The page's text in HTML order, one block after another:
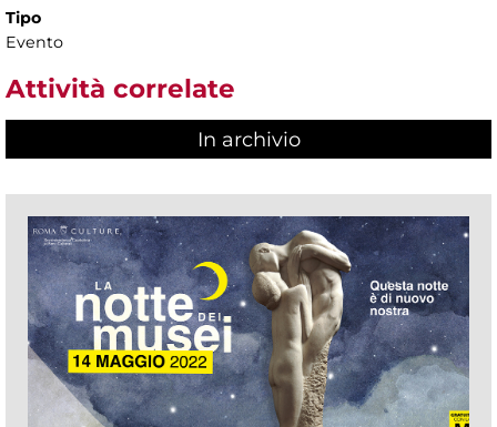
Tipo
Evento
Attività correlate
In archivio